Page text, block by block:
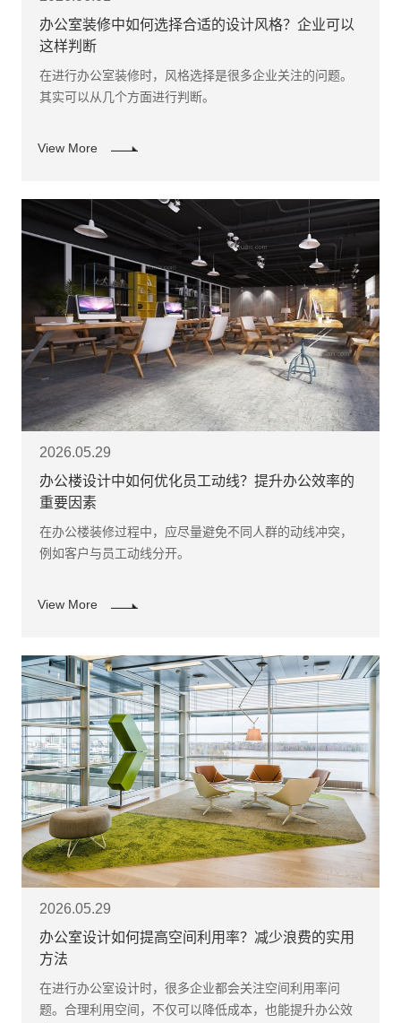
办公室装修中如何选择合适的设计风格？企业可以
这样判断
在进行办公室装修时，风格选择是很多企业关注的问题。
其实可以从几个方面进行判断。
View More
2026.05.29
办公楼设计中如何优化员工动线？提升办公效率的
重要因素
在办公楼装修过程中，应尽量避免不同人群的动线冲突，
例如客户与员工动线分开。
View More
2026.05.29
办公室设计如何提高空间利用率？减少浪费的实用
方法
在进行办公室设计时，很多企业都会关注空间利用率问
题。合理利用空间，不仅可以降低成本，也能提升办公效